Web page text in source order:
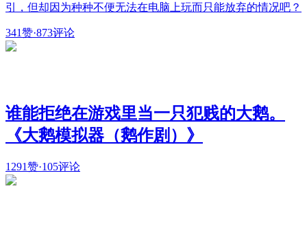
引，但却因为种种不便无法在电脑上玩而只能放弃的情况吧？
341赞·873评论
谁能拒绝在游戏里当一只犯贱的大鹅。
《大鹅模拟器（鹅作剧）》
1291赞·105评论